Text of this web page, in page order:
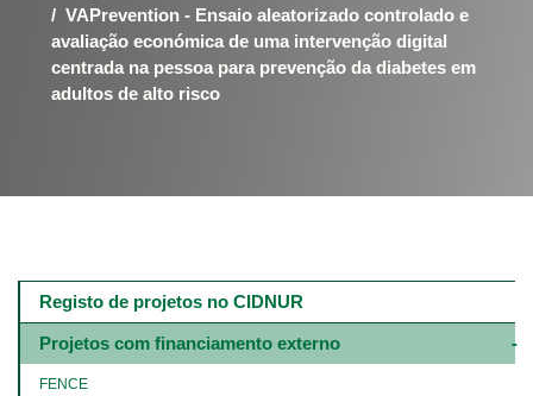
VAPrevention - Ensaio aleatorizado controlado e
avaliação económica de uma intervenção digital
centrada na pessoa para prevenção da diabetes em
adultos de alto risco
Main
navigation
Registo de projetos no CIDNUR
Projetos com financiamento externo
FENCE